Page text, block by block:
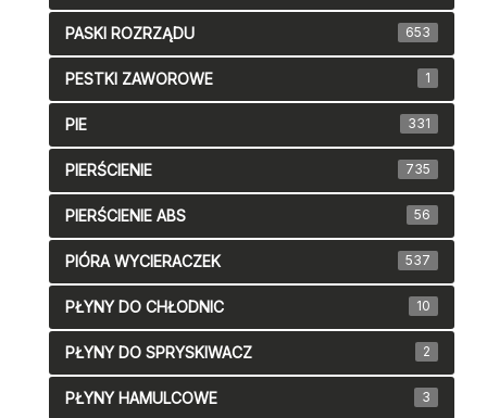
PASKI ROZRZĄDU 653
PESTKI ZAWOROWE 1
PIE 331
PIERŚCIENIE 735
PIERŚCIENIE ABS 56
PIÓRA WYCIERACZEK 537
PŁYNY DO CHŁODNIC 10
PŁYNY DO SPRYSKIWACZ 2
PŁYNY HAMULCOWE 3